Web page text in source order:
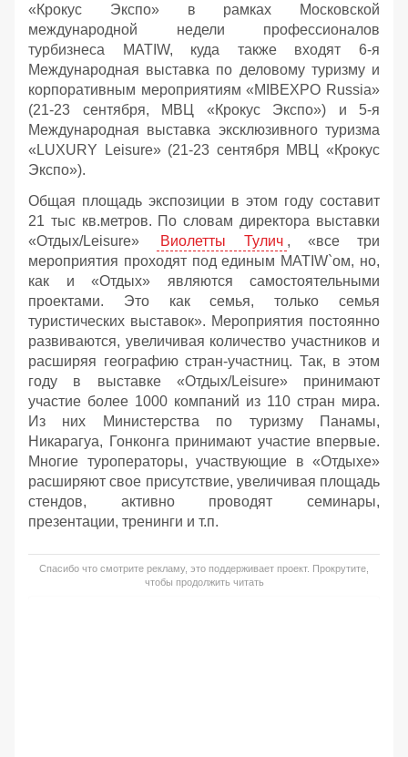
«Крокус Экспо» в рамках Московской
международной недели профессионалов
турбизнеса MATIW, куда также входят 6-я
Международная выставка по деловому туризму и
корпоративным мероприятиям «MIBEXPO Russia»
(21-23 сентября, МВЦ «Крокус Экспо») и 5-я
Международная выставка эксклюзивного туризма
«LUXURY Leisure» (21-23 сентября МВЦ «Крокус
Экспо»).
Общая площадь экспозиции в этом году составит
21 тыс кв.метров. По словам директора выставки
«Отдых/Leisure»
Виолетты Тулич , «все три
мероприятия проходят под единым MATIW`ом, но,
как и «Отдых» являются самостоятельными
проектами. Это как семья, только семья
туристических выставок». Мероприятия постоянно
развиваются, увеличивая количество участников и
расширяя географию стран-участниц. Так, в этом
году в выставке «Отдых/Leisure» принимают
участие более 1000 компаний из 110 стран мира.
Из них Министерства по туризму Панамы,
Никарагуа, Гонконга принимают участие впервые.
Многие туроператоры, участвующие в «Отдыхе»
расширяют свое присутствие, увеличивая площадь
стендов, активно проводят семинары,
презентации, тренинги и т.п.
Спасибо что смотрите рекламу, это поддерживает проект. Прокрутите,
чтобы продолжить читать